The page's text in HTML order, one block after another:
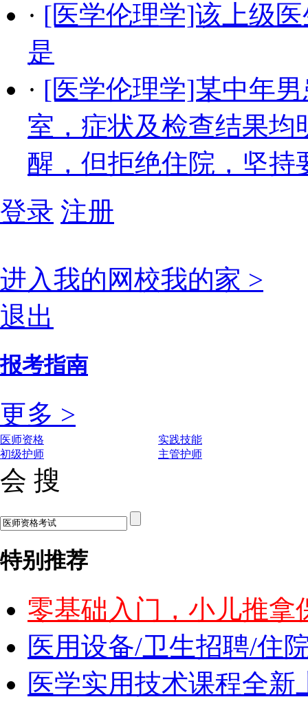
· [医学伦理学]该上级
是
· [医学伦理学]某中年
室，症状及检查结果均
醒，但拒绝住院，坚持
登录 注册
进入我的网校我的家 >
退出
报考指南
更多 >
医师资格
实践技能
初级护师
主管护师
会 搜
特别推荐
零基础入门，小儿推拿
医用设备/卫生招聘/住
医学实用技术课程全